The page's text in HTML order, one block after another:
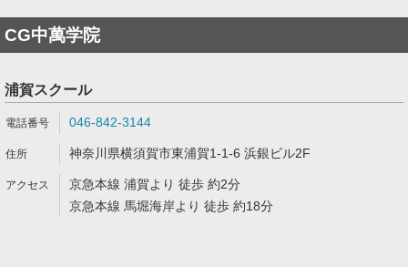
CG中萬学院
浦賀スクール
046-842-3144
神奈川県横須賀市東浦賀1-1-6 浜銀ビル2F
京急本線 浦賀より 徒歩 約2分
京急本線 馬堀海岸より 徒歩 約18分